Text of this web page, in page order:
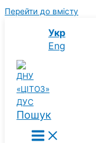
Перейти до вмісту
Укр
Eng
Пошук